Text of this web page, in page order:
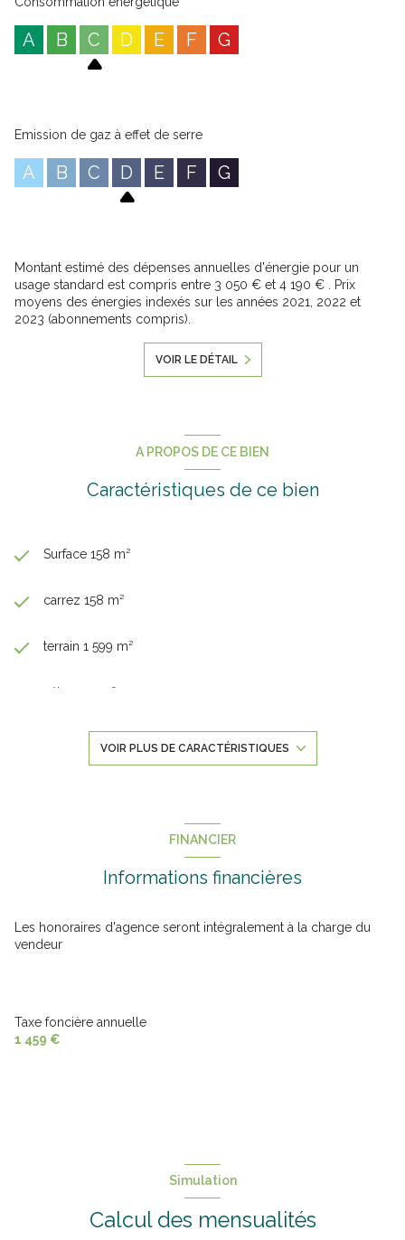
A B C D E F G
Emission de gaz à effet de serre
A B C D E F G
Montant estimé des dépenses annuelles d'énergie pour un
usage standard est compris entre 3 050 € et 4 190 € . Prix
moyens des énergies indexés sur les années 2021, 2022 et
2023 (abonnements compris).
VOIR LE DÉTAIL
A PROPOS DE CE BIEN
Caractéristiques de ce bien
Surface 158 m²
carrez 158 m²
terrain 1 599 m²
séjour 41 m²
cuisine américaine (équipée)
Chauffage individuel : au sol (gaz)
5 parking(s)
VOIR PLUS DE CARACTÉRISTIQUES
FINANCIER
Informations financières
Les honoraires d'agence seront intégralement à la charge du
vendeur
Taxe foncière annuelle
1 459 €
Simulation
Calcul des mensualités